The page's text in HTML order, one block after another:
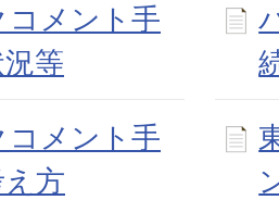
メント手
等
メント手
方